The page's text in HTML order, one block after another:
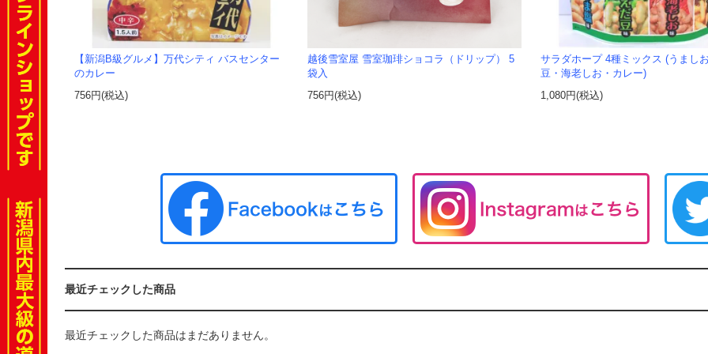
【新潟B級グルメ】万代シティ バスセンター
のカレー
756円(税込)
越後雪室屋 雪室珈琲ショコラ（ドリップ） 5
袋入
756円(税込)
サラダホープ 4種ミックス (うまし
豆・海老しお・カレー)
1,080円(税込)
最近チェックした商品
最近チェックした商品はまだありません。